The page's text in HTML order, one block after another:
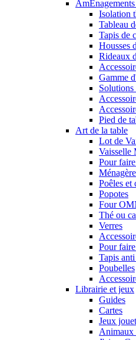
Isolation
Tableau
Tapis de
Housses
Rideaux
Gamme
Pied de
Art de la table
Lot de
Vaisselle
Pour
Poêles et
Popotes
Four
Thé ou
Verres
Pour
Tapis
Poubelles
Librairie et jeux
Guides
Cartes
Jeux
Animaux